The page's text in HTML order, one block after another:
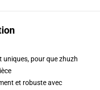
uniques, pour que zhuzh
et robuste avec